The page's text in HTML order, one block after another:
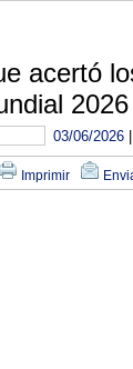
acertó
2026
03/06/2026
Imprimir